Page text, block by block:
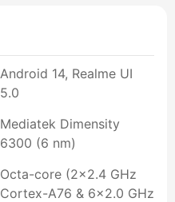
Android 14, Realme UI
5.0
Mediatek Dimensity
6300 (6 nm)
Octa-core (2x2.4 GHz
Cortex-A76 & 6x2.0 GHz